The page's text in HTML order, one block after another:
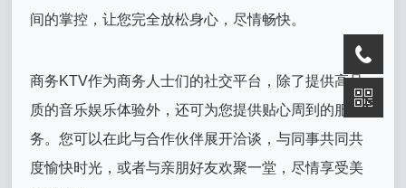
间的掌控，让您完全放松身心，尽情畅快。
商务KTV作为商务人士们的社交平台，除了提供高品
质的音乐娱乐体验外，还可为您提供贴心周到的服
务。您可以在此与合作伙伴展开洽谈，与同事共同共
度愉快时光，或者与亲朋好友欢聚一堂，尽情享受美